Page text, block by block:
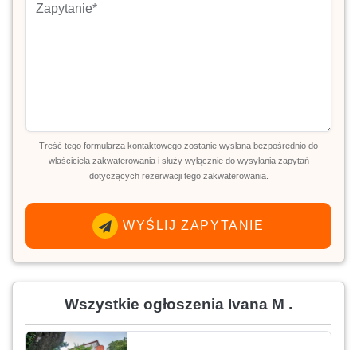
Treść tego formularza kontaktowego zostanie wysłana bezpośrednio do
właściciela zakwaterowania i służy wyłącznie do wysyłania zapytań
dotyczących rezerwacji tego zakwaterowania.
WYŚLIJ ZAPYTANIE
Wszystkie ogłoszenia Ivana M .